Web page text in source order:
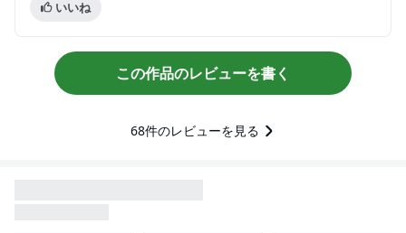
いいね
この作品のレビューを書く
68件のレビューを見る